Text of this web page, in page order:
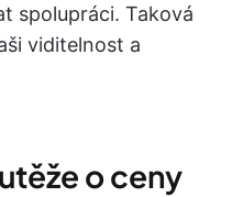
spolupráci. Taková
viditelnost a
o ceny